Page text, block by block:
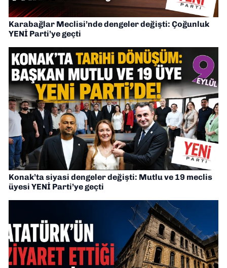
Karabağlar Meclisi’nde dengeler değişti: Çoğunluk
YENİ Parti’ye geçti
Konak’ta siyasi dengeler değişti: Mutlu ve 19 meclis
üyesi YENİ Parti’ye geçti